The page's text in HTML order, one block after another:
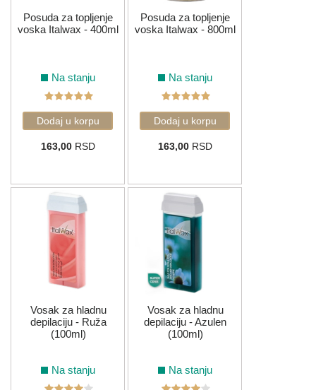
Kao pouzdan izbor kozmetičara širom sveta, Italwax je sinonim za
kvalitet, sigurnost i luksuz u svakom tretmanu.
Posuda za topljenje
voska Italwax - 400ml
Na stanju
163,00RSD
Posuda za topljenje
voska Italwax - 800ml
Na stanju
163,00RSD
Vosak za hladnu
depilaciju - Ruža
(100ml)
Na stanju
Vosak za hladnu
depilaciju - Azulen
(100ml)
Na stanju